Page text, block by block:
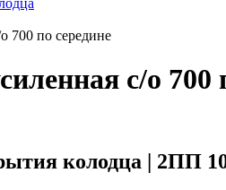
700 по середине
с/о 700
колодца | 2ПП